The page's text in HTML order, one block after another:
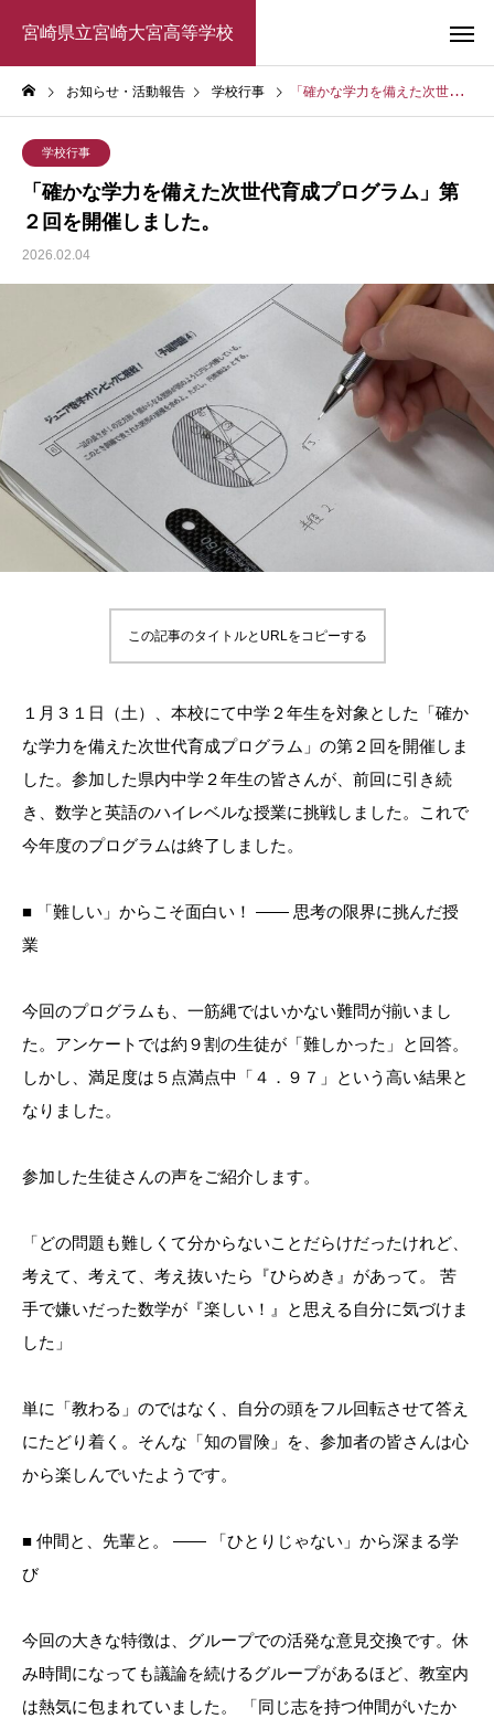
宮崎県立宮崎大宮高等学校
お知らせ・活動報告 学校行事 「確かな学力を備えた次世代育成プログラム」第２回を開催しました。
学校行事
「確かな学力を備えた次世代育成プログラム」第
２回を開催しました。
2026.02.04
この記事のタイトルとURLをコピーする
１月３１日（土）、本校にて中学２年生を対象とした「確か
な学力を備えた次世代育成プログラム」の第２回を開催しま
した。参加した県内中学２年生の皆さんが、前回に引き続
き、数学と英語のハイレベルな授業に挑戦しました。これで
今年度のプログラムは終了しました。
■ 「難しい」からこそ面白い！ ―― 思考の限界に挑んだ授
業
今回のプログラムも、一筋縄ではいかない難問が揃いまし
た。アンケートでは約９割の生徒が「難しかった」と回答。
しかし、満足度は５点満点中「４．９７」という高い結果と
なりました。
参加した生徒さんの声をご紹介します。
「どの問題も難しくて分からないことだらけだったけれど、
考えて、考えて、考え抜いたら『ひらめき』があって。 苦
手で嫌いだった数学が『楽しい！』と思える自分に気づけま
した」
単に「教わる」のではなく、自分の頭をフル回転させて答え
にたどり着く。そんな「知の冒険」を、参加者の皆さんは心
から楽しんでいたようです。
■ 仲間と、先輩と。 ―― 「ひとりじゃない」から深まる学
び
今回の大きな特徴は、グループでの活発な意見交換です。休
み時間になっても議論を続けるグループがあるほど、教室内
は熱気に包まれていました。 「同じ志を持つ仲間がいたか